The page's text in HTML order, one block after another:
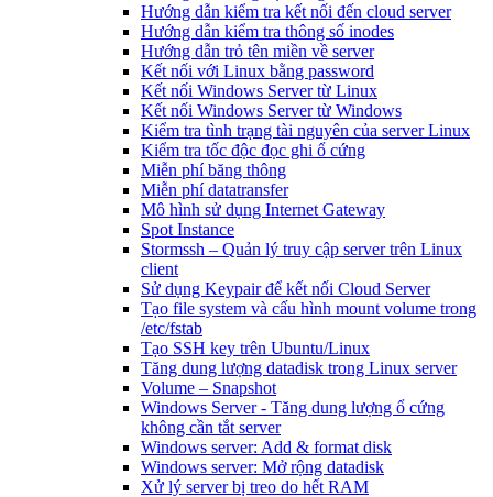
Hướng dẫn kiểm tra kết nối đến cloud server
Hướng dẫn kiểm tra thông số inodes
Hướng dẫn trỏ tên miền về server
Kết nối với Linux bằng password
Kết nối Windows Server từ Linux
Kết nối Windows Server từ Windows
Kiểm tra tình trạng tài nguyên của server Linux
Kiểm tra tốc độc đọc ghi ổ cứng
Miễn phí băng thông
Miễn phí datatransfer
Mô hình sử dụng Internet Gateway
Spot Instance
Stormssh – Quản lý truy cập server trên Linux
client
Sử dụng Keypair để kết nối Cloud Server
Tạo file system và cấu hình mount volume trong
/etc/fstab
Tạo SSH key trên Ubuntu/Linux
Tăng dung lượng datadisk trong Linux server
Volume – Snapshot
Windows Server - Tăng dung lượng ổ cứng
không cần tắt server
Windows server: Add & format disk
Windows server: Mở rộng datadisk
Xử lý server bị treo do hết RAM